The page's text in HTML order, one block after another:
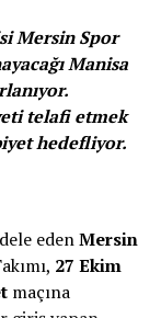
Başkanı
liginde
edilmesi için
dedi.
Mersin Spor
Manisa
telafi etmek
hedefliyor.
edenMersin
27 Ekim
maçına